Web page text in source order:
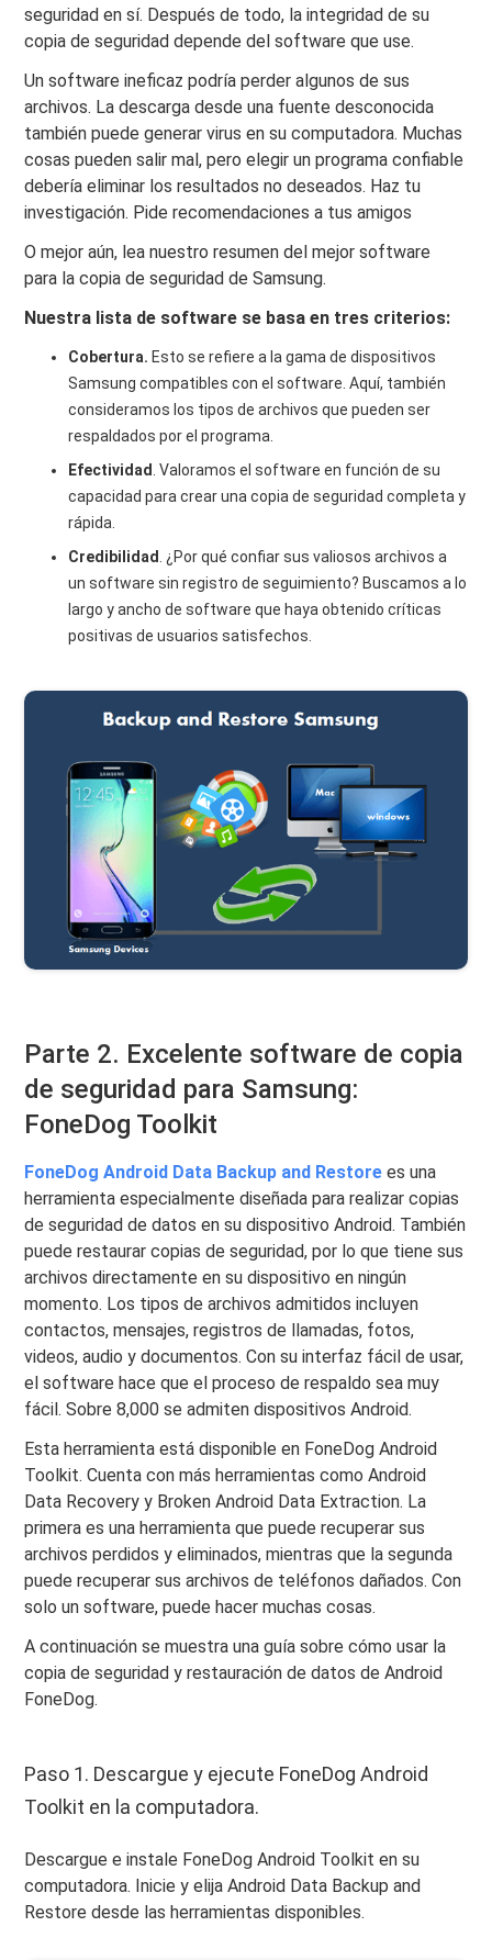
seguridad en sí. Después de todo, la integridad de su
copia de seguridad depende del software que use.
Un software ineficaz podría perder algunos de sus
archivos. La descarga desde una fuente desconocida
también puede generar virus en su computadora. Muchas
cosas pueden salir mal, pero elegir un programa confiable
debería eliminar los resultados no deseados. Haz tu
investigación. Pide recomendaciones a tus amigos
O mejor aún, lea nuestro resumen del mejor software
para la copia de seguridad de Samsung.
Nuestra lista de software se basa en tres criterios:
Cobertura. Esto se refiere a la gama de dispositivos
Samsung compatibles con el software. Aquí, también
consideramos los tipos de archivos que pueden ser
respaldados por el programa.
Efectividad . Valoramos el software en función de su
capacidad para crear una copia de seguridad completa y
rápida.
Credibilidad
. ¿Por qué confiar sus valiosos archivos a
un software sin registro de seguimiento? Buscamos a lo
largo y ancho de software que haya obtenido críticas
positivas de usuarios satisfechos.
Parte 2. Excelente software de copia
de seguridad para Samsung:
FoneDog Toolkit
FoneDog Android Data Backup and Restore es una
herramienta especialmente diseñada para realizar copias
de seguridad de datos en su dispositivo Android. También
puede restaurar copias de seguridad, por lo que tiene sus
archivos directamente en su dispositivo en ningún
momento. Los tipos de archivos admitidos incluyen
contactos, mensajes, registros de llamadas, fotos,
videos, audio y documentos. Con su interfaz fácil de usar,
el software hace que el proceso de respaldo sea muy
fácil. Sobre 8,000 se admiten dispositivos Android.
Esta herramienta está disponible en FoneDog Android
Toolkit. Cuenta con más herramientas como Android
Data Recovery y Broken Android Data Extraction. La
primera es una herramienta que puede recuperar sus
archivos perdidos y eliminados, mientras que la segunda
puede recuperar sus archivos de teléfonos dañados. Con
solo un software, puede hacer muchas cosas.
A continuación se muestra una guía sobre cómo usar la
copia de seguridad y restauración de datos de Android
FoneDog.
Paso 1. Descargue y ejecute FoneDog Android
Toolkit en la computadora.
Descargue e instale FoneDog Android Toolkit en su
computadora. Inicie y elija Android Data Backup and
Restore desde las herramientas disponibles.